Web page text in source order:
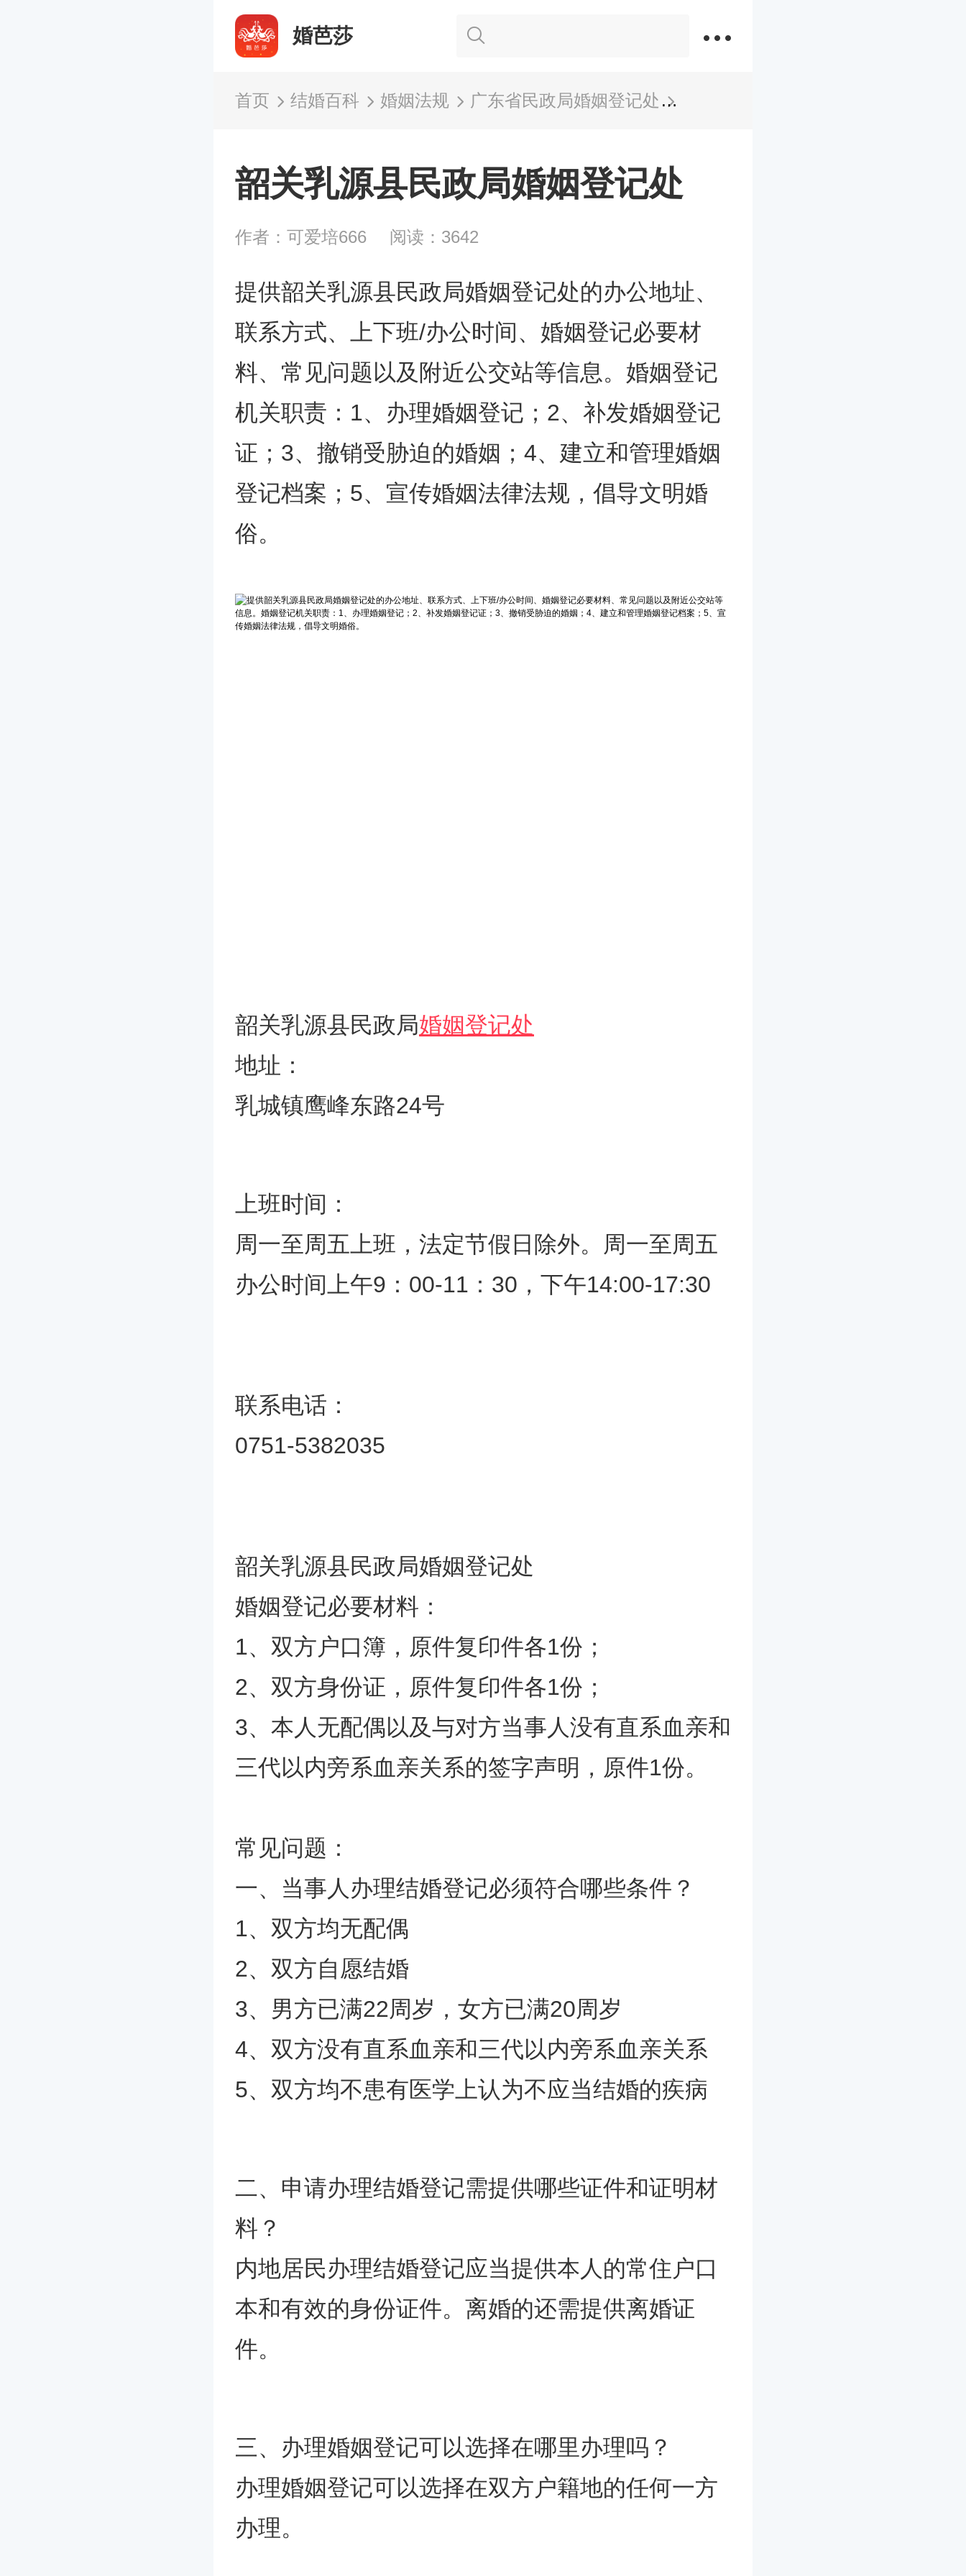
婚芭莎
首页 结婚百科 婚姻法规 广东省民政局婚姻登记处
韶关乳源县民政局婚姻登记处
作者：可爱培666 阅读：3642
提供韶关乳源县民政局婚姻登记处的办公地址、
联系方式、上下班/办公时间、婚姻登记必要材
料、常见问题以及附近公交站等信息。婚姻登记
机关职责：1、办理婚姻登记；2、补发婚姻登记
证；3、撤销受胁迫的婚姻；4、建立和管理婚姻
登记档案；5、宣传婚姻法律法规，倡导文明婚
俗。
韶关乳源县民政局婚姻登记处
地址：
乳城镇鹰峰东路24号
上班时间：
周一至周五上班，法定节假日除外。周一至周五
办公时间上午9：00-11：30，下午14:00-17:30
联系电话：
0751-5382035
韶关乳源县民政局婚姻登记处
婚姻登记必要材料：
1、双方户口簿，原件复印件各1份；
2、双方身份证，原件复印件各1份；
3、本人无配偶以及与对方当事人没有直系血亲和
三代以内旁系血亲关系的签字声明，原件1份。
常见问题：
一、当事人办理结婚登记必须符合哪些条件？
1、双方均无配偶
2、双方自愿结婚
3、男方已满22周岁，女方已满20周岁
4、双方没有直系血亲和三代以内旁系血亲关系
5、双方均不患有医学上认为不应当结婚的疾病
二、申请办理结婚登记需提供哪些证件和证明材
料？
内地居民办理结婚登记应当提供本人的常住户口
本和有效的身份证件。离婚的还需提供离婚证
件。
三、办理婚姻登记可以选择在哪里办理吗？
办理婚姻登记可以选择在双方户籍地的任何一方
办理。